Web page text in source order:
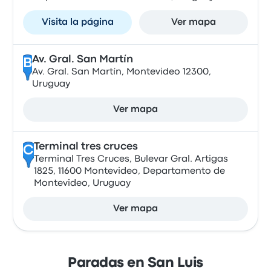
Visita la página Ver mapa
BAv. Gral. San Martín
Av. Gral. San Martín, Montevideo 12300,
Uruguay
Ver mapa
CTerminal tres cruces
Terminal Tres Cruces, Bulevar Gral. Artigas
1825, 11600 Montevideo, Departamento de
Montevideo, Uruguay
Ver mapa
Paradas en San Luis